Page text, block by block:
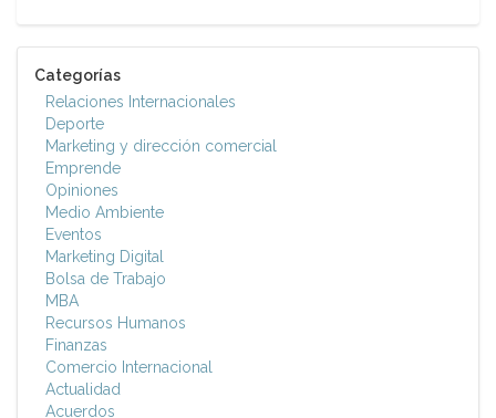
Categorías
Relaciones Internacionales
Deporte
Marketing y dirección comercial
Emprende
Opiniones
Medio Ambiente
Eventos
Marketing Digital
Bolsa de Trabajo
MBA
Recursos Humanos
Finanzas
Comercio Internacional
Actualidad
Acuerdos